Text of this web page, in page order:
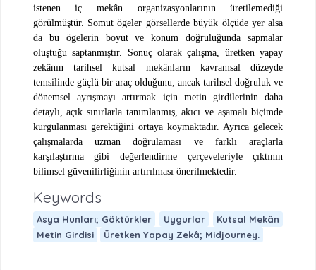
istenen iç mekân organizasyonlarının üretilemediği
görülmüştür. Somut ögeler görsellerde büyük ölçüde yer alsa
da bu ögelerin boyut ve konum doğruluğunda sapmalar
oluştuğu saptanmıştır. Sonuç olarak çalışma, üretken yapay
zekânın tarihsel kutsal mekânların kavramsal düzeyde
temsilinde güçlü bir araç olduğunu; ancak tarihsel doğruluk ve
dönemsel ayrışmayı artırmak için metin girdilerinin daha
detaylı, açık sınırlarla tanımlanmış, akıcı ve aşamalı biçimde
kurgulanması gerektiğini ortaya koymaktadır. Ayrıca gelecek
çalışmalarda uzman doğrulaması ve farklı araçlarla
karşılaştırma gibi değerlendirme çerçeveleriyle çıktının
bilimsel güvenilirliğinin artırılması önerilmektedir.
Keywords
Asya Hunları; Göktürkler Uygurlar
Kutsal Mekân
Metin Girdisi
Üretken Yapay Zekâ; Midjourney.